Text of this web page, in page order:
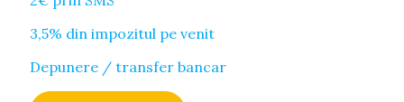
3,5% din impozitul pe venit
Depunere / transfer bancar